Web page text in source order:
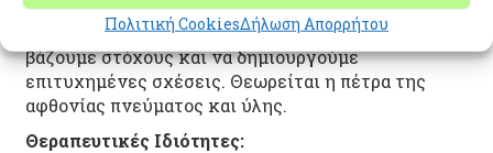
Πολιτική CookiesΔήλωση Απορρήτου
αρνητικότητα που μπορεί να κάποιοι γύρω μας και
φέρνει χαρά και ελπίδα στη ζωή. Μας ωθεί να
βάζουμε στόχους και να δημιουργούμε
επιτυχημένες σχέσεις. Θεωρείται η πέτρα της
αφθονίας πνεύματος και ύλης.
Θεραπευτικές Ιδιότητες: